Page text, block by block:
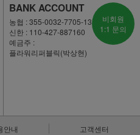
BANK ACCOUNT
농협 : 355-0032-7705-13
신한 : 110-427-887160
예금주 :
플라워리퍼블릭(박상현)
비회원
1:1 문의
안내 고객센터